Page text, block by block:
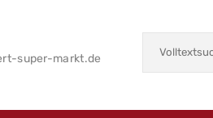
super-markt.de